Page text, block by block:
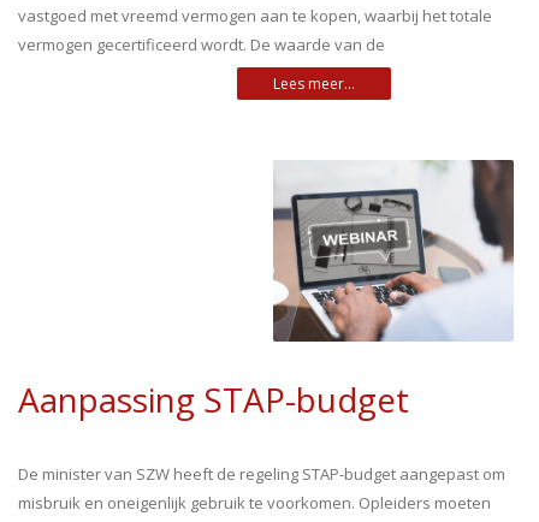
vastgoed met vreemd vermogen aan te kopen, waarbij het totale
vermogen gecertificeerd wordt. De waarde van de
Aanpassing STAP-budget
De minister van SZW heeft de regeling STAP-budget aangepast om
misbruik en oneigenlijk gebruik te voorkomen. Opleiders moeten